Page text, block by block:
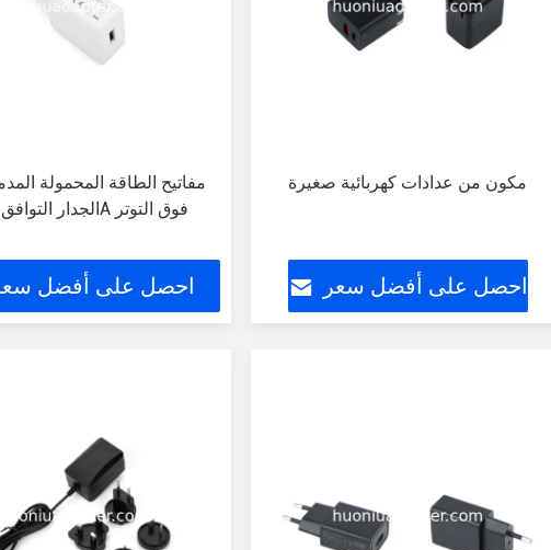
مفاتيح الطاقة المحمولة
احصل على أفضل
مكون من عدادات كهربائية صغيرة
احصل على أفضل سعر